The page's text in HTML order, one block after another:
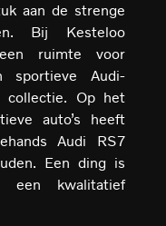
aan de strenge
Bij Kesteloo
ruimte voor
sportieve Audi-
collectie. Op het
auto’s heeft
Audi RS7
Een ding is
kwalitatief